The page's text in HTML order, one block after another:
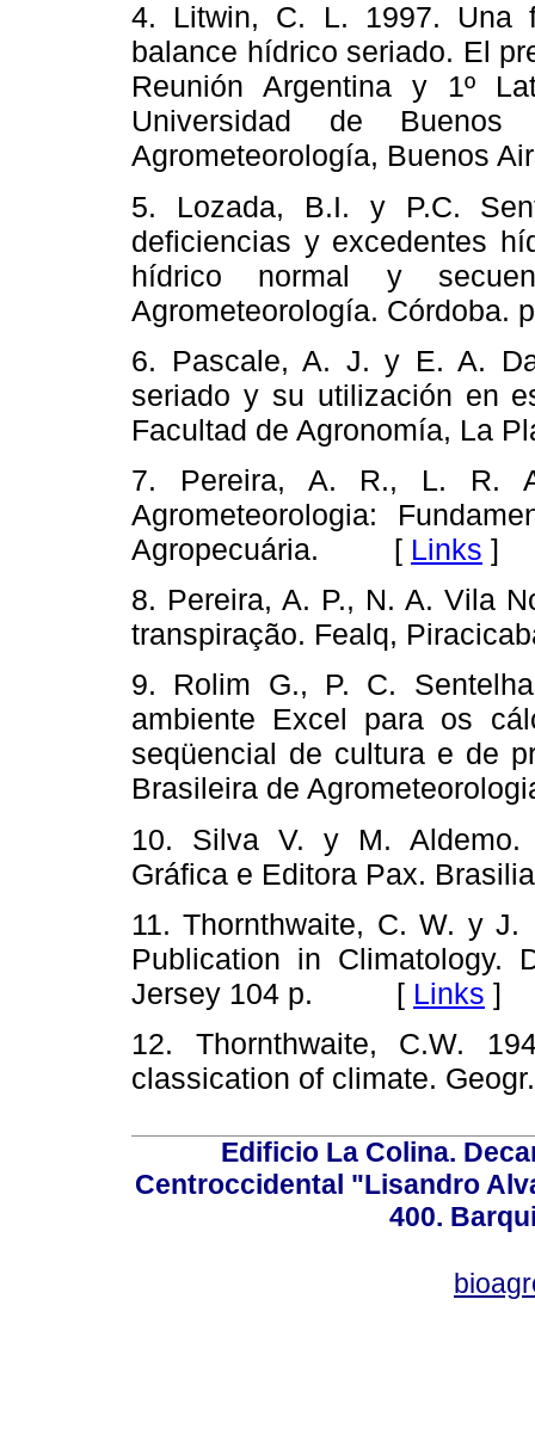
4. Litwin, C. L. 1997. Una
balance hídrico seriado. El
Reunión Argentina y 1º
Universidad de
Agrometeorología,
5. Lozada, B.I. y P.C.
deficiencias y excedentes
hídrico normal y
Agrometeorología.
6. Pascale, A. J. y E. A.
seriado y su utilización en
Facultad de Agronomía,
7. Pereira, A. R., L. R.
Agrometeorologia:
Agropecuária. [ Links ]
8. Pereira, A. P., N. A. Vila
transpiração. Fealq,
9. Rolim G., P. C.
ambiente Excel para os
seqüencial de cultura e de
Brasileira de
10. Silva V. y M. Aldemo.
Gráfica e Editora Pax.
11. Thornthwaite, C. W. y
Publication in Climatology.
Jersey 104 p. [ Links ]
12. Thornthwaite, C.W.
classication of climate.
Edificio La Colina.
Centroccidental "Lisandro
400.